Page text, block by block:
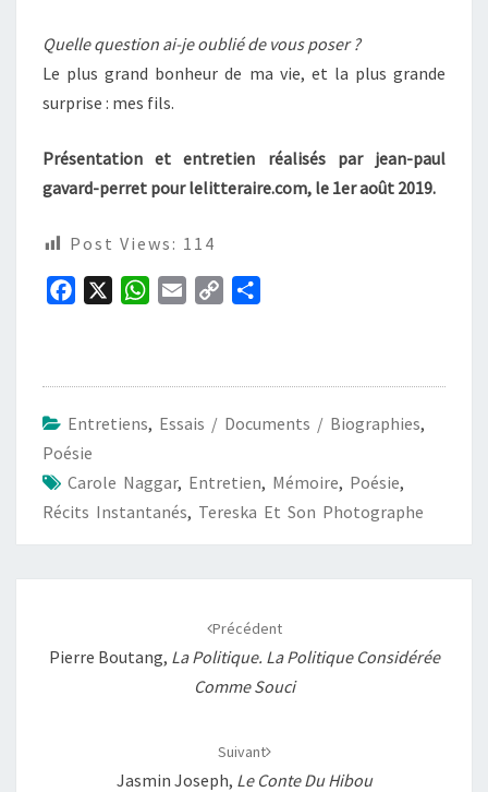
Quelle question ai-je oublié de vous poser ?
Le plus grand bonheur de ma vie, et la plus grande
surprise : mes fils.
Présentation et entretien réalisés par jean-paul
gavard-perret pour lelitteraire.com, le 1er août 2019.
Post Views: 114
o
o
k
W
A
p
i
k
g
r
Entretiens, Essais / Documents / Biographies,
Poésie
Carole Naggar, Entretien, Mémoire, Poésie,
Récits Instantanés, Tereska Et Son Photographe
Précédent
Pierre Boutang, La Politique. La Politique Considérée
Comme Souci
Suivant
Jasmin Joseph, Le Conte Du Hibou